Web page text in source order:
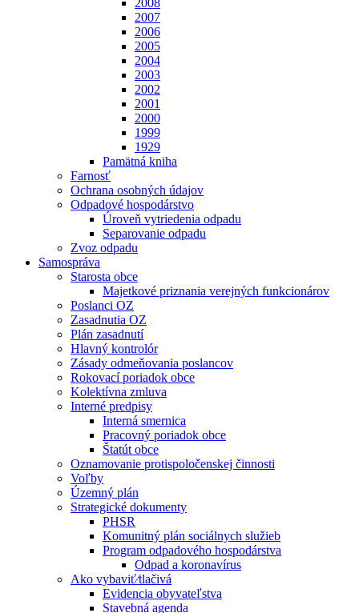
2008
2007
2006
2005
2004
2003
2002
2001
2000
1999
1929
Pamätná kniha
Farnosť
Ochrana osobných údajov
Odpadové hospodárstvo
Úroveň vytriedenia odpadu
Separovanie odpadu
Zvoz odpadu
Samospráva
Starosta obce
Majetkové priznania verejných funkcionárov
Poslanci OZ
Zasadnutia OZ
Plán zasadnutí
Hlavný kontrolór
Zásady odmeňovania poslancov
Rokovací poriadok obce
Kolektívna zmluva
Interné predpisy
Interná smernica
Pracovný poriadok obce
Štatút obce
Oznamovanie protispoločenskej činnosti
Voľby
Územný plán
Strategické dokumenty
PHSR
Komunitný plán sociálnych služieb
Program odpadového hospodárstva
Odpad a koronavírus
Ako vybaviť⁄tlačivá
Evidencia obyvateľstva
Stavebná agenda